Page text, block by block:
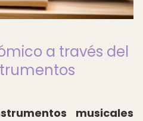
a través del
musicales